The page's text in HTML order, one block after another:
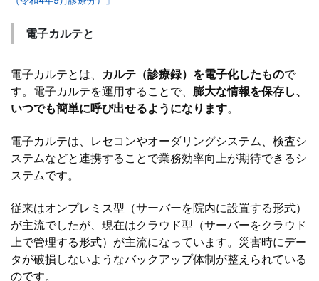
電子カルテと
電子カルテとは、 カルテ（診療録）を電子化したもので
す。電子カルテを運用することで、 膨大な情報を保存し、
いつでも簡単に呼び出せるようになります。
電子カルテは、レセコンやオーダリングシステム、検査シ
ステムなどと連携することで業務効率向上が期待できるシ
ステムです。
従来はオンプレミス型（サーバーを院内に設置する形式）
が主流でしたが、現在はクラウド型（サーバーをクラウド
上で管理する形式）が主流になっています。災害時にデー
タが破損しないようなバックアップ体制が整えられている
のです。